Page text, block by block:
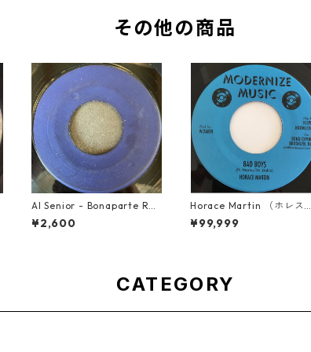
その他の商品
Al Senior - Bonaparte Ret
reat【7-21861】
¥2,600
Horace Martin （ホレスマ
ーティン） - Bad Boys
【7'】
¥99,999
CATEGORY